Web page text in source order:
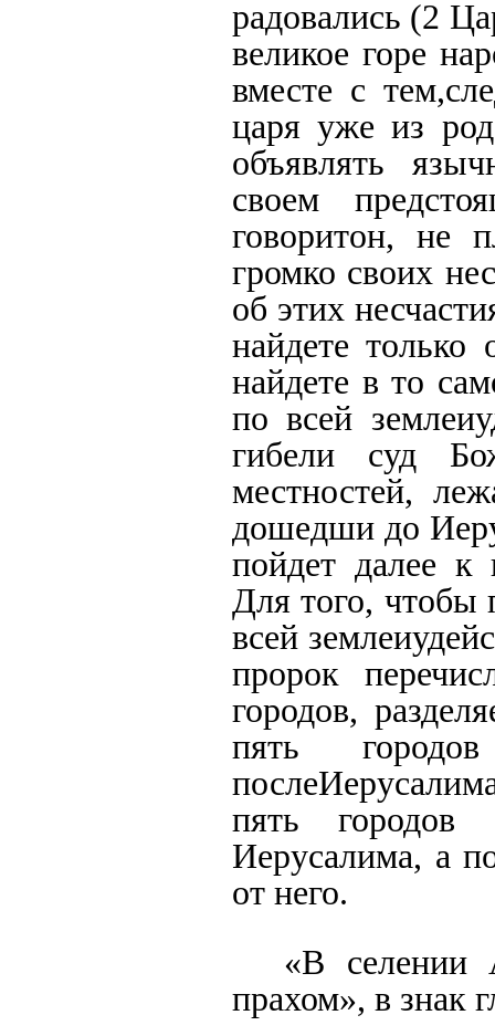
радовались (2
великое горе
вместе с
царя уже из
объявлять
своем
говоритон, не
громко своих
об этих
найдете только
найдете в то
по всей
гибели суд
местностей,
дошедши до
пойдет далее
Для того, чтобы
всей
пророк
городов,
пять
пять
Иерусалима, а
от него.
«В
прахом», в знак